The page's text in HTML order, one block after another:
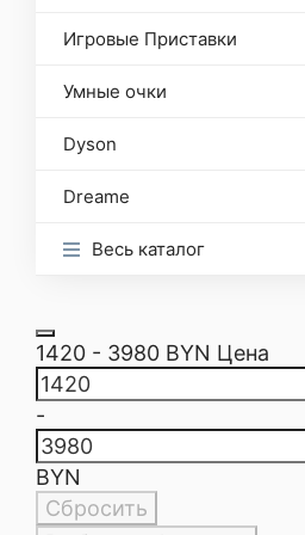
Игровые Приставки
Умные очки
Dyson
Dreame
Весь каталог
1420 - 3980 BYN Цена
-
BYN
Сбросить